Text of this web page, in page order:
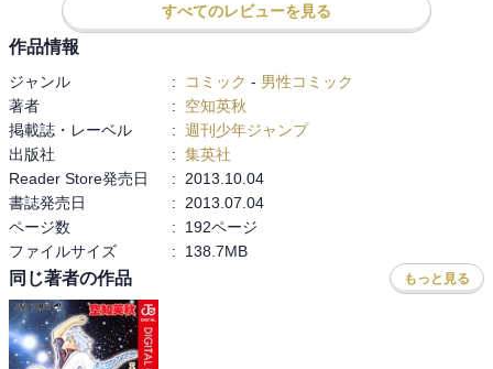
すべてのレビューを見る
作品情報
ジャンル : コミック - 男性コミック
著者
:
空知英秋
掲載誌・レーベル
: 週刊少年ジャンプ
出版社
: 集英社
Reader Store発売日
:
2013.10.04
書誌発売日
:
2013.07.04
ページ数
:
192ページ
ファイルサイズ
: 138.7MB
同じ著者の作品 もっと見る